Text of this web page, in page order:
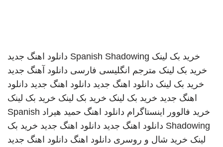
خرید بک لینک Spanish Shadowing دانلود اهنگ جدید
خرید بک لینک مترجم انگلیسی فارسی دانلود آهنگ جدید
خرید بک لینک دانلود اهنگ جدید دانلود اهنگ جدید دانلود
اهنگ جدید خرید بک لینک خرید بک لینک خرید بک لینک
خرید فالوور اینستاگرام دانلود اهنگ حمید هیراد Spanish
Shadowing دانلود اهنگ جدید دانلود اهنگ جدید خرید بک
لینک خرید شال و روسری دانلود اهنگ دانلود اهنگ جدید